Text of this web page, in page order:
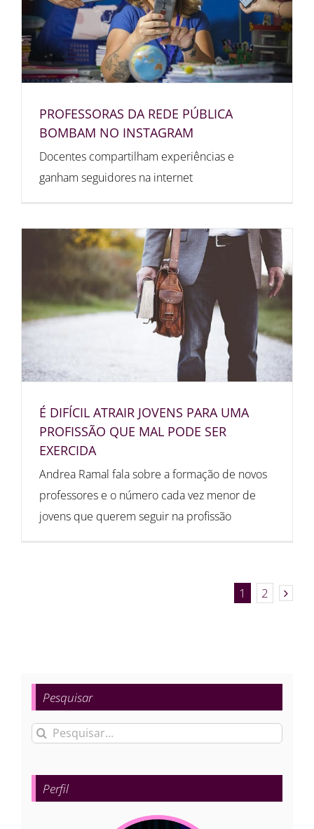
PROFESSORAS DA REDE PÚBLICA
BOMBAM NO INSTAGRAM
Docentes compartilham experiências e
ganham seguidores na internet
É DIFÍCIL ATRAIR JOVENS PARA UMA
PROFISSÃO QUE MAL PODE SER
EXERCIDA
Andrea Ramal fala sobre a formação de novos
professores e o número cada vez menor de
jovens que querem seguir na profissão
1 2
Pesquisar
Buscar
para:
Perfil